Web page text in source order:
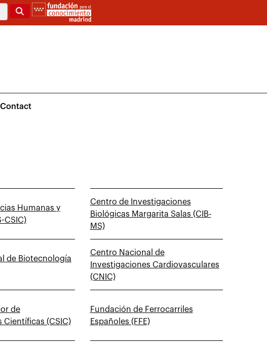
Search
Contact
Humanas y
CSIC)
Centro de Investigaciones
Biológicas Margarita Salas (CIB-
MS)
de Biotecnología
Centro Nacional de
Investigaciones Cardiovasculares
(CNIC)
de
Científicas (CSIC)
Fundación de Ferrocarriles
Españoles (FFE)